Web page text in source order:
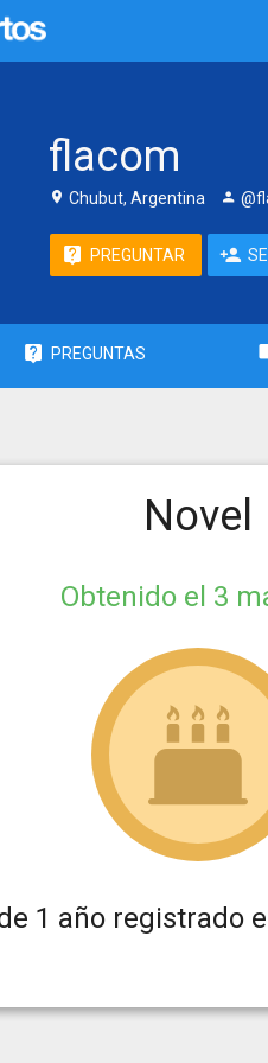
flacom
Chubut, Argentina
PREGUNTAR
PREGUNTAS
Novel
Obtenido el 3
1 año registrado